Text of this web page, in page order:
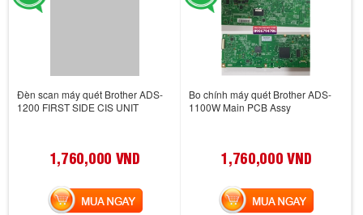
Đèn scan máy quét Brother ADS-
1200 FIRST SIDE CIS UNIT
1,760,000 VND
MUA NGAY
Bo chính máy quét Brother ADS-
1100W Main PCB Assy
1,760,000 VND
MUA NGAY